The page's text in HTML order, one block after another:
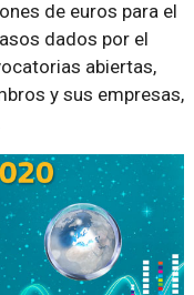
de euros para el
dados por el
abiertas,
y sus empresas,